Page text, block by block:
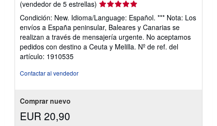
(vendedor de 5 estrellas) Calificación
vendedor:
5
de
5
Condición: New. Idioma/Language: Español. *** Nota: Los
envíos a España peninsular, Baleares y Canarias se
realizan a través de mensajería urgente. No aceptamos
pedidos con destino a Ceuta y Melilla. Nº de ref. del
artículo: 1910535
Contactar al vendedor
Comprar nuevo
EUR 20,90